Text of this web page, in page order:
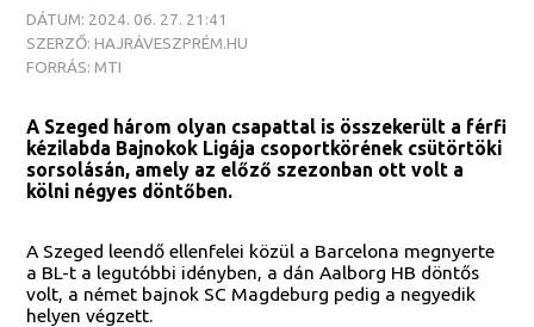
DÁTUM: 2024. 06. 27. 21:41
SZERZŐ: HAJRÁVESZPRÉM.HU
FORRÁS: MTI
A Szeged három olyan csapattal is összekerült a férfi
kézilabda Bajnokok Ligája csoportkörének csütörtöki
sorsolásán, amely az előző szezonban ott volt a
kölni négyes döntőben.
A Szeged leendő ellenfelei közül a Barcelona megnyerte
a BL-t a legutóbbi idényben, a dán Aalborg HB döntős
volt, a német bajnok SC Magdeburg pedig a negyedik
helyen végzett.